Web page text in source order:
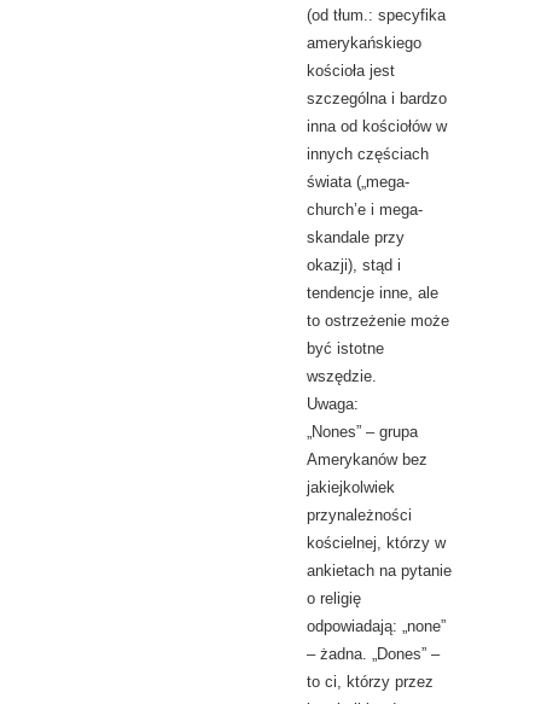
(od tłum.: specyfika
amerykańskiego
kościoła jest
szczególna i bardzo
inna od kościołów w
innych częściach
świata („mega-
church’e i mega-
skandale przy
okazji), stąd i
tendencje inne, ale
to ostrzeżenie może
być istotne
wszędzie.
Uwaga:
„Nones” – grupa
Amerykanów bez
jakiejkolwiek
przynależności
kościelnej, którzy w
ankietach na pytanie
o religię
odpowiadają: „none”
– żadna. „Dones” –
to ci, którzy przez